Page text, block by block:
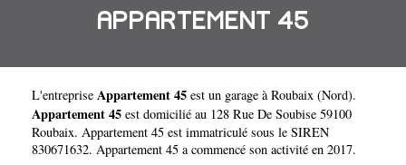
APPARTEMENT 45
L'entreprise Appartement 45 est un garage à Roubaix (Nord).
Appartement 45 est domicilié au 128 Rue De Soubise 59100
Roubaix. Appartement 45 est immatriculé sous le SIREN
830671632. Appartement 45 a commencé son activité en 2017.